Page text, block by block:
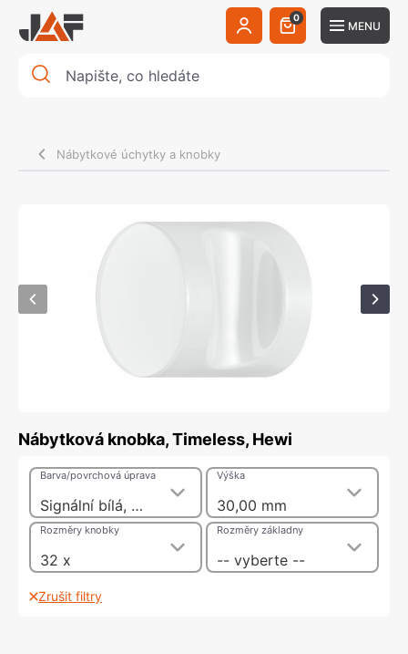
0
MENU
Nábytkové úchytky a knobky
Nábytková knobka, Timeless, Hewi
Signální bílá, lesklé
Barva/povrchová úprava
30,00 mm
Výška
32 x
Rozměry knobky
-- vyberte --
Rozměry základny
Zrušit filtry